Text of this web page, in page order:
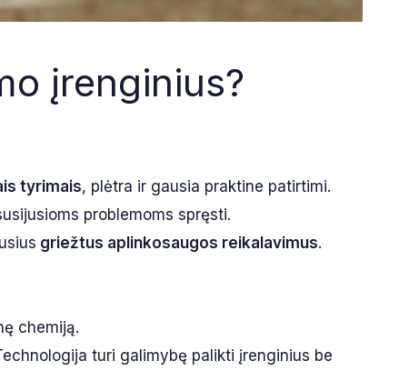
įrenginius?
tyrimais, plėtra ir gausia praktine patirtimi.
problemoms spręsti.
griežtus aplinkosaugos reikalavimus.
chemiją.
turi galimybę palikti įrenginius be